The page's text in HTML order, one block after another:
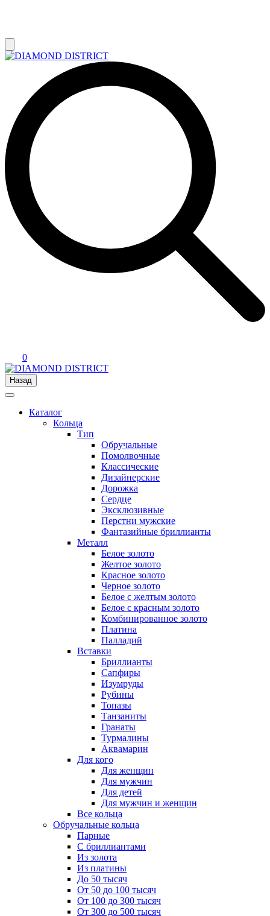
0
Назад
Каталог
Кольца
Тип
Обручальные
Помолвочные
Классические
Дизайнерские
Дорожка
Сердце
Эксклюзивные
Перстни мужские
Фантазийные бриллианты
Металл
Белое золото
Желтое золото
Красное золото
Черное золото
Белое с желтым золото
Белое с красным золото
Комбинированное золото
Платина
Палладий
Вставки
Бриллианты
Сапфиры
Изумруды
Рубины
Топазы
Танзаниты
Гранаты
Турмалины
Аквамарин
Для кого
Для женщин
Для мужчин
Для детей
Для мужчин и женщин
Все кольца
Обручальные кольца
Парные
С бриллиантами
Из золота
Из платины
До 50 тысяч
От 50 до 100 тысяч
От 100 до 300 тысяч
От 300 до 500 тысяч